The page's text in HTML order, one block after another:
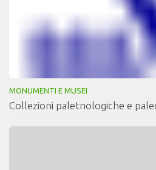
MONUMENTI E MUSEI
Collezioni paletnologiche e